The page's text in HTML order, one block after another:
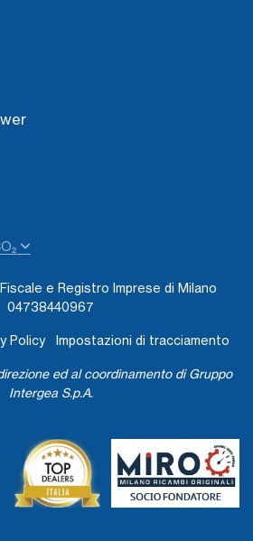
e Registro Imprese di Milano
04738440967
Policy Impostazioni di tracciamento
ed al coordinamento di Gruppo
Intergea S.p.A.